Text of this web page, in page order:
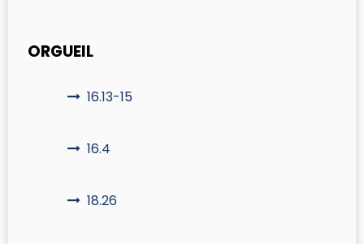
ORGUEIL
16.13-15
16.4
18.26